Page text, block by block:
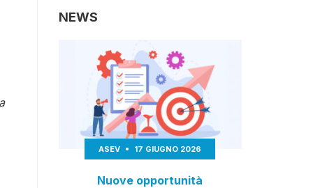
NEWS
ASEV 17 GIUGNO 2026
Nuove opportunità